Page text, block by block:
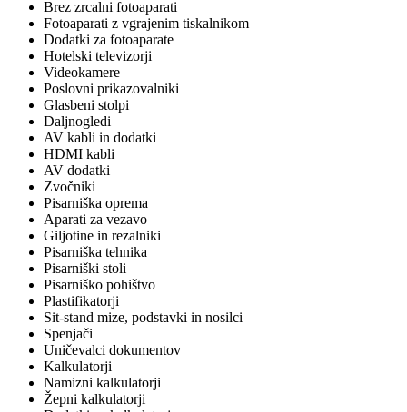
Brez zrcalni fotoaparati
Fotoaparati z vgrajenim tiskalnikom
Dodatki za fotoaparate
Hotelski televizorji
Videokamere
Poslovni prikazovalniki
Glasbeni stolpi
Daljnogledi
AV kabli in dodatki
HDMI kabli
AV dodatki
Zvočniki
Pisarniška oprema
Aparati za vezavo
Giljotine in rezalniki
Pisarniška tehnika
Pisarniški stoli
Pisarniško pohištvo
Plastifikatorji
Sit-stand mize, podstavki in nosilci
Spenjači
Uničevalci dokumentov
Kalkulatorji
Namizni kalkulatorji
Žepni kalkulatorji